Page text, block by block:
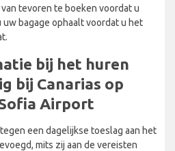
tevoren te boeken voordat u
bagage ophaalt voordat u het
bij het huren
bij Canarias op
Airport
een dagelijkse toeslag aan het
mits zij aan de vereisten